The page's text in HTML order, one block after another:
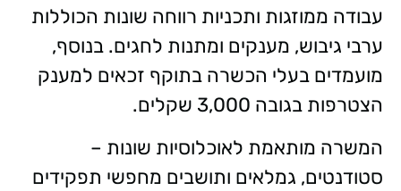
עבודה ממוזגות ותכניות רווחה שונות הכוללות
ערבי גיבוש, מענקים ומתנות לחגים. בנוסף,
מועמדים בעלי הכשרה בתוקף זכאים למענק
הצטרפות בגובה 3,000 שקלים.
המשרה מותאמת לאוכלוסיות שונות –
סטודנטים, גמלאים ותושבים מחפשי תפקידים